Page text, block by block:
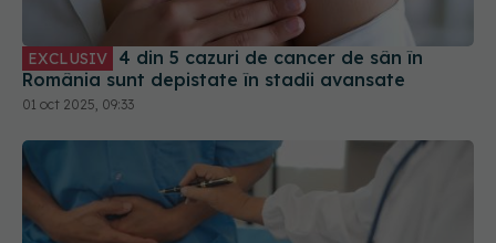
EXCLUSIV
România sunt depistate în stadii avansate
01 oct 2025, 09:33